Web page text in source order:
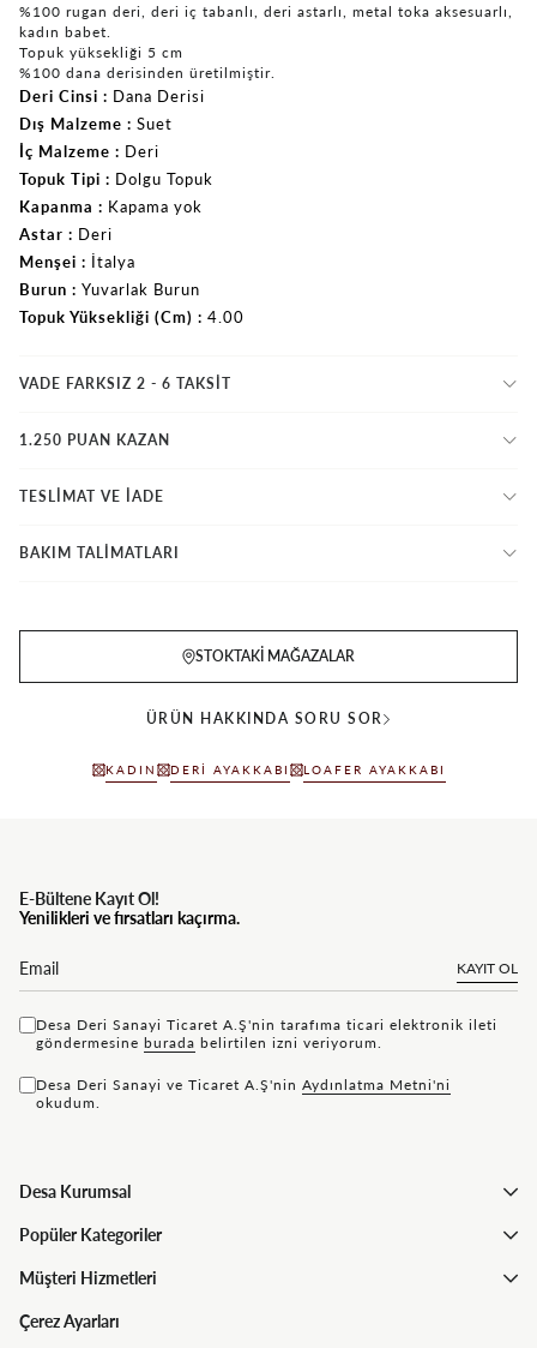
%100 rugan deri, deri iç tabanlı, deri astarlı, metal toka aksesuarlı,
kadın babet.
Topuk yüksekliği 5 cm
%100 dana derisinden üretilmiştir.
Deri Cinsi
Dana Derisi
Dış Malzeme
Suet
İç Malzeme
Deri
Topuk Tipi
Dolgu Topuk
Kapanma
Kapama yok
Astar
Deri
Menşei
İtalya
Burun
Yuvarlak Burun
Topuk Yüksekliği (Cm)
4.00
VADE FARKSIZ 2 - 6 TAKSIT
1.250 PUAN KAZAN
TESLİMAT VE İADE
BAKIM TALİMATLARI
STOKTAKI MAĞAZALAR
ÜRÜN HAKKINDA SORU SOR
KADIN DERI AYAKKABI LOAFER AYAKKABI
E-Bültene Kayıt Ol!
Yenilikleri ve fırsatları kaçırma.
KAYIT OL
Desa Deri Sanayi Ticaret A.Ş'nin tarafıma ticari elektronik ileti
göndermesine bu rada belirtilen izni veriyorum.
Desa Deri Sanayi ve Ticaret A.Ş'nin Aydınlatma Metni'ni
okudum.
Desa Kurumsal
Popüler Kategoriler
Müşteri Hizmetleri
Çerez Ayarları